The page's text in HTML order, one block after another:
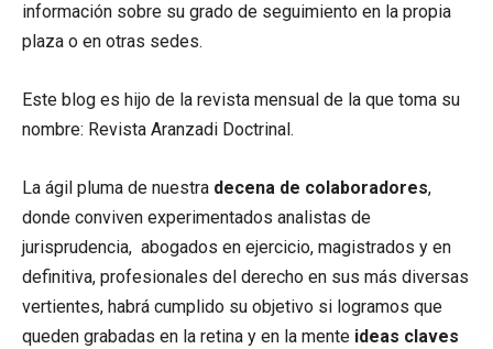
información sobre su grado de seguimiento en la propia
plaza o en otras sedes.
Este blog es hijo de la revista mensual de la que toma su
nombre: Revista Aranzadi Doctrinal.
La ágil pluma de nuestra decena de colaboradores,
donde conviven experimentados analistas de
jurisprudencia, abogados en ejercicio, magistrados y en
definitiva, profesionales del derecho en sus más diversas
vertientes, habrá cumplido su objetivo si logramos que
queden grabadas en la retina y en la mente ideas claves